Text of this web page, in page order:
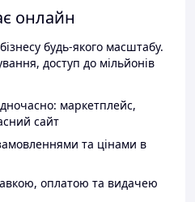
онлайн
будь-якого масштабу.
доступ до мільйонів
маркетплейс,
сайт
та цінами в
оплатою та видачею